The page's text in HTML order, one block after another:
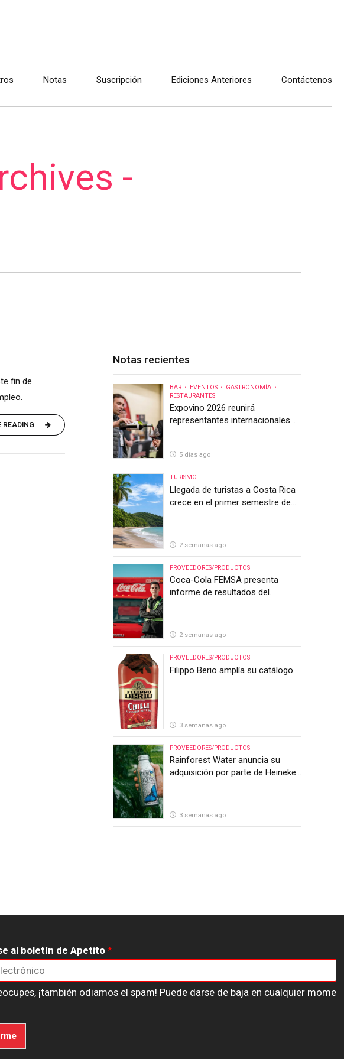
Notas Suscripción Ediciones Anteriores Contáctenos
-
fin de
READING
Notas recientes
BAR EVENTOS
GASTRONOMÍA
RESTAURANTES
Expovino 2026 reunirá
representantes internacionales
5 días ago
TURISMO
Llegada de turistas a Costa Rica
crece en el primer semestre de
2 semanas ago
PROVEEDORES/PRODUCTOS
Coca-Cola FEMSA presenta
informe de resultados del
2 semanas ago
PROVEEDORES/PRODUCTOS
Filippo Berio amplía su catálogo
3 semanas ago
PROVEEDORES/PRODUCTOS
Rainforest Water anuncia su
adquisición por parte de Heineken
3 semanas ago
al boletín de Apetito *
¡también odiamos el spam! Puede darse de baja en cualquier mome